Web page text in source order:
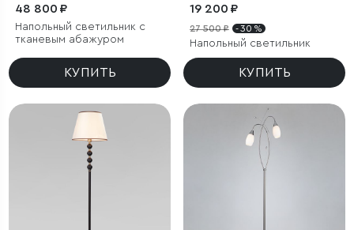
48 800 ₽
Напольный светильник с
тканевым абажуром
КУПИТЬ
19 200 ₽
27 500 ₽ - 30 %
Напольный светильник
КУПИТЬ